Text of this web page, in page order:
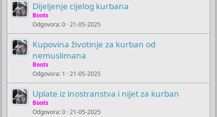
Dijeljenje cijelog kurbana
Boots
Odgovora 0 21-05-2025
Kupovina životinje za kurban od
nemuslimana
Boots
Odgovora 1 21-05-2025
Uplate iz inostranstva i nijet za kurban
Boots
Odgovora 0 21-05-2025